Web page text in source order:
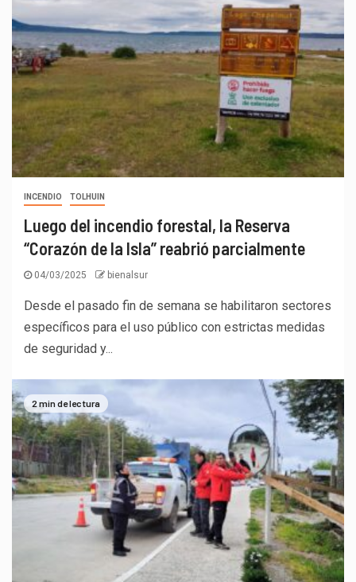
INCENDIO TOLHUIN
Luego del incendio forestal, la Reserva
“Corazón de la Isla” reabrió parcialmente
04/03/2025 bienalsur
Desde el pasado fin de semana se habilitaron sectores
específicos para el uso público con estrictas medidas
de seguridad y...
2 min de lectura